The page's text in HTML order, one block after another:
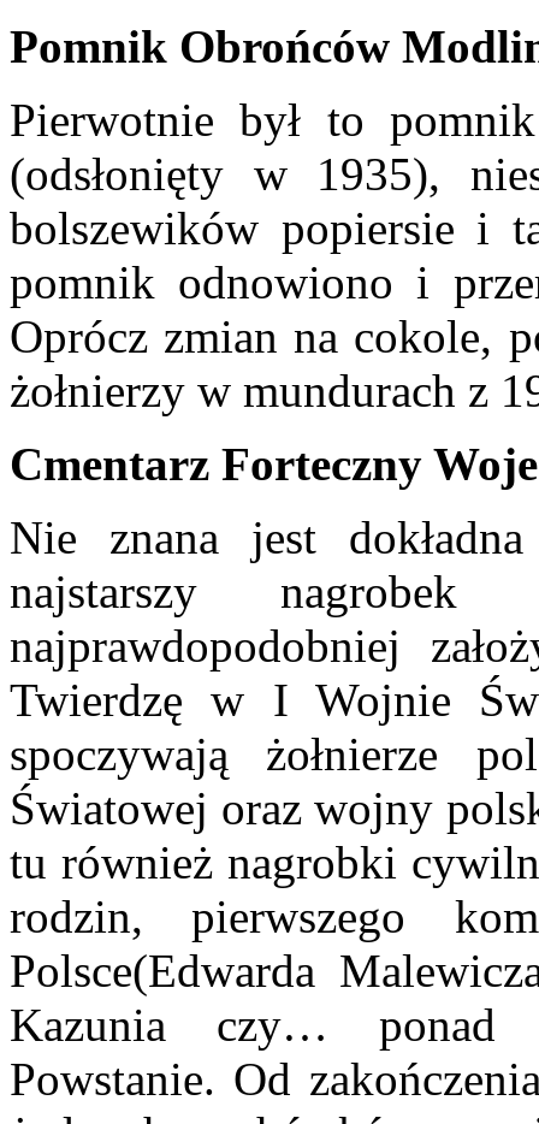
Pomnik Obrońców
Pierwotnie był to pomnik
(odsłonięty w 1935),
bolszewików popiersie i
pomnik odnowiono i
Oprócz zmian na cokole,
żołnierzy w mundurach z
Cmentarz Forteczny
Nie znana jest
najstarszy
najprawdopodobniej
Twierdzę w I Wojnie
spoczywają
Światowej oraz wojny
tu również nagrobki
rodzin, pierwszego
Polsce(Edwarda
Kazunia czy… ponad
Powstanie. Od